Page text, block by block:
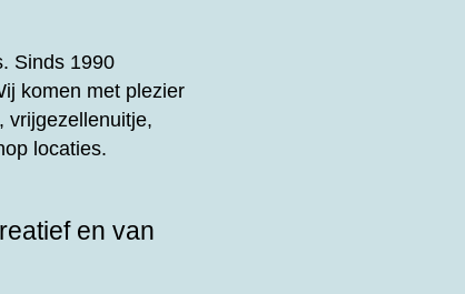
Sinds 1990
komen met plezier
vrijgezellenuitje,
locaties.
en van